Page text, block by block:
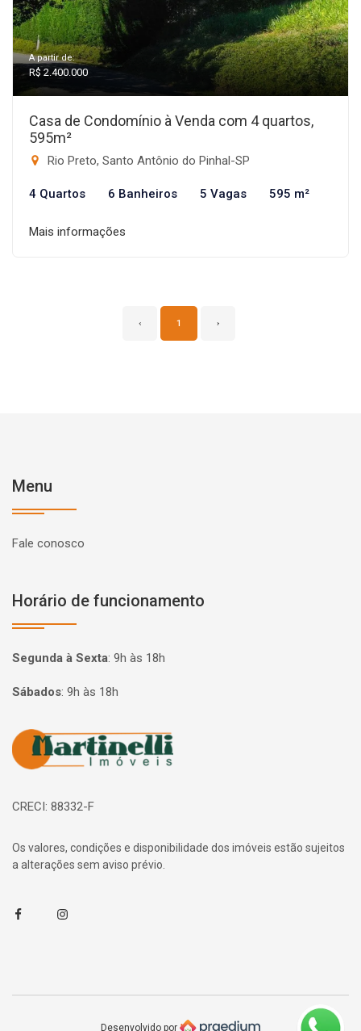
A partir de:
R$ 2.400.000
Casa de Condomínio à Venda com 4 quartos,
595m²
Rio Preto, Santo Antônio do Pinhal-SP
4 Quartos 6 Banheiros 5 Vagas 595 m²
Mais informações
‹ 1 ›
Menu
Fale conosco
Horário de funcionamento
Segunda à Sexta: 9h às 18h
Sábados: 9h às 18h
Página inicial
CRECI: 88332-F
Os valores, condições e disponibilidade dos imóveis estão sujeitos
a alterações sem aviso prévio.
FacebookInstagram
Desenvolvido por